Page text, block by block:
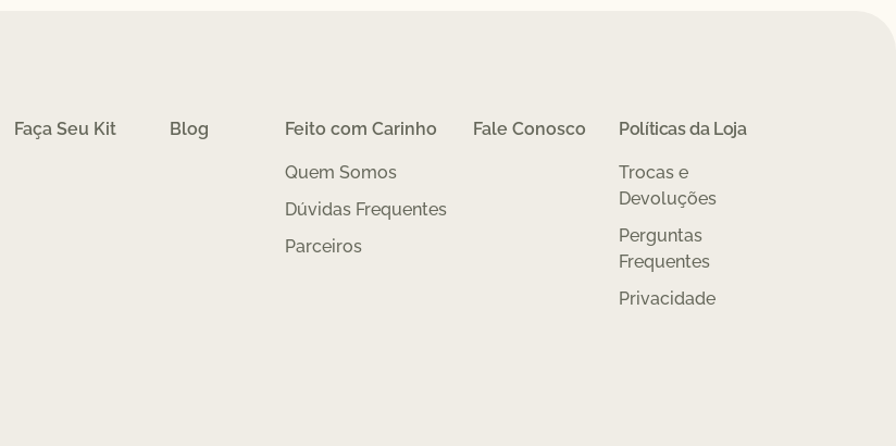
Faça Seu Kit Blog Feito com Carinho
Quem Somos
Dúvidas Frequentes
Parceiros
Fale Conosco Políticas da Loja
Trocas e
Devoluções
Perguntas
Frequentes
Privacidade